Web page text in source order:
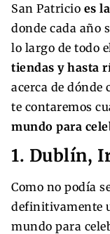
San Patricio es
donde cada año
lo largo de todo
tiendas y hasta
acerca de dónde
te contaremos
mundo para
1. Dublín,
Como no podía
definitivamente
mundo para